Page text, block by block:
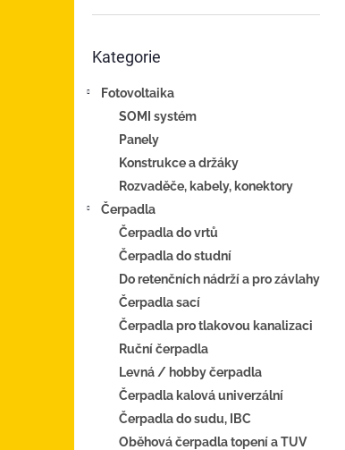
kategorie
Kategorie
Fotovoltaika
SOMI systém
Panely
Konstrukce a držáky
Rozvaděče, kabely, konektory
Čerpadla
Čerpadla do vrtů
Čerpadla do studní
Do retenčních nádrží a pro závlahy
Čerpadla sací
Čerpadla pro tlakovou kanalizaci
Ruční čerpadla
Levná / hobby čerpadla
Čerpadla kalová univerzální
Čerpadla do sudu, IBC
Oběhová čerpadla topení a TUV